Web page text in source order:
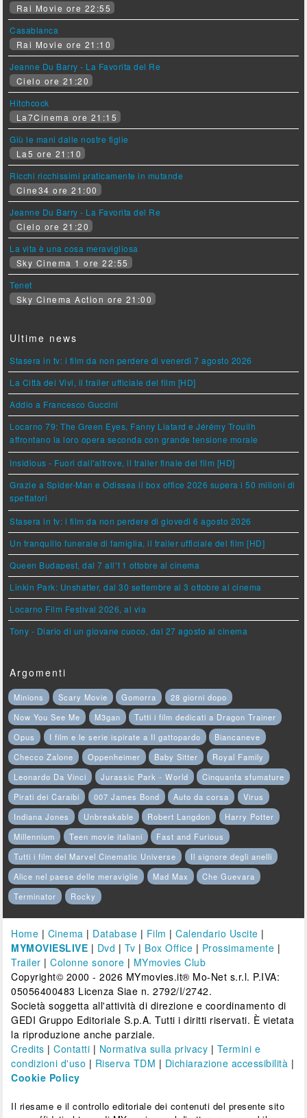
Rai Movie ore 22:55
Casablanca
Rai Movie ore 21:10
Jeanne Du Barry - La Favorita del Re
Cielo ore 21:20
Hitchcock
La7Cinema ore 21:15
Giù le mani dalle nostre figlie
La5 ore 21:10
Ricchi ricchissimi praticamente in mutande
Cine34 ore 21:00
Jeanne Du Barry - La Favorita del Re
Cielo ore 21:20
La vita è una cosa meravigliosa
Sky Cinema 1 ore 22:55
Tenet
Sky Cinema Action ore 21:00
Ultime news
Stasera in tv: i film da non perdere di venerdì 7 agosto 2026
La Città dei Vivi, il trailer ufficiale del film [HD]
Addio a Francesco Guccini
Locarno 79: The Green Eyes, Fanny Liatard e Jérémy Trouilh
affrontano la loro opera seconda con grande tensione morale
Insidious - Fuori dall'altrove, il trailer finale del film [HD]
Grazie a Spider-Man e Odissea il box office 2026 supera i 50 milioni di
spettatori
Stasera in tv: i film da non perdere di giovedì 6 agosto 2026
Un tranquillo funerale di famiglia, il trailer ufficiale del film [HD]
Queen Budapest, dal 7 all'11 ottobre al cinema
Linkin Park: Unshatter, dal 30 settembre al 3 ottobre al cinema
Locarno Film Festival 2026, al via
Tony - Diario di un giovane cuoco, dal 27 agosto al cinema
Argomenti
Minions Scary Movie Gomorra
28 giorni dopo
Now You See Me
M3gan
Tutti i film dedicati a Dragon Trainer
Opus
I film e le serie ispirate a Il gattopardo
Biancaneve
Checco Zalone
Oppenheimer Baby Sitter
Royal Family
Leonardo Da Vinci
Jurassic Park - World
Cinquanta sfumature
Pirati dei Caraibi
007 James Bond Auto da corsa
Virus
Indiana Jones
Unbreakable Robert Langdon
Harry Potter
Millennium
Teen movie italiani
Fast and Furious
Tutti i film del Marvel Cinematic Universe
Il signore degli anelli
Alice nel paese delle meraviglie
Mad Max
Che Guevara
Terminator
Rocky
Home | Cinema | Database | Film |Calendario Uscite |
MYMOVIESLIVE | Dvd | Tv | Box Office | Prossimamente |
Trailer |Colonne sonore | MYmovies Club
Copyright© 2000 - 2026 MYmovies.it® Mo-Net s.r.l. P.IVA:
05056400483 Licenza Siae n. 2792/I/2742.
Società soggetta all'attività di direzione e coordinamento di
GEDI Gruppo Editoriale S.p.A. Tutti i diritti riservati. È vietata
la riproduzione anche parziale.
Credits |Contatti | Normativa sulla privacy | Termini e
condizioni d'uso | Riserva TDM | Dichiarazione accessibilità |
Cookie Policy
Il riesame e il controllo editoriale dei contenuti del presente sito